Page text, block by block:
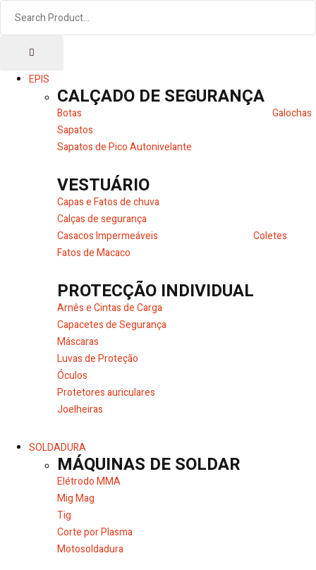
EPIS
CALÇADO DE SEGURANÇA
Botas
Galochas
Sapatos
Sapatos de Pico Autonivelante
VESTUÁRIO
Capas e Fatos de chuva
Calças de segurança
Casacos Impermeáveis
Coletes
Fatos de Macaco
PROTECÇÃO INDIVIDUAL
Arnês e Cintas de Carga
Capacetes de Segurança
Máscaras
Luvas de Proteção
Óculos
Protetores auriculares
Joelheiras
SOLDADURA
MÁQUINAS DE SOLDAR
Elétrodo MMA
Mig Mag
Tig
Corte por Plasma
Motosoldadura